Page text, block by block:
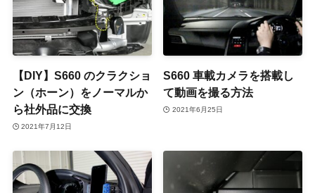
【DIY】S660 のクラクショ
ン（ホーン）をノーマルか
ら社外品に交換
2021年7月12日
S660 車載カメラを搭載し
て動画を撮る方法
2021年6月25日